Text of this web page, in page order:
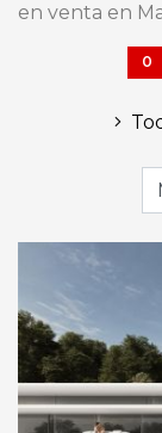
en venta en
0